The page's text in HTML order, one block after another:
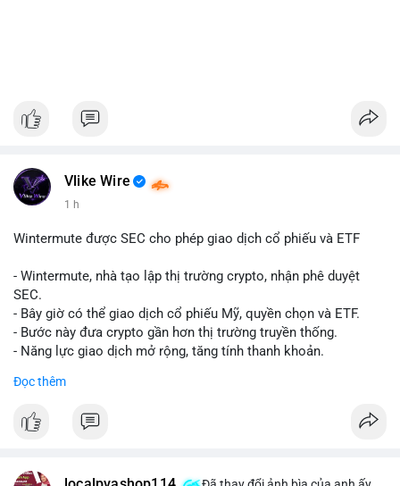
Vlike Wire
1 h
Wintermute được SEC cho phép giao dịch cổ phiếu và ETF
- Wintermute, nhà tạo lập thị trường crypto, nhận phê duyệt
SEC.
- Bây giờ có thể giao dịch cổ phiếu Mỹ, quyền chọn và ETF.
- Bước này đưa crypto gần hơn thị trường truyền thống.
- Năng lực giao dịch mở rộng, tăng tính thanh khoản.
📰 Nguồn: CoinDesk
Đọc thêm